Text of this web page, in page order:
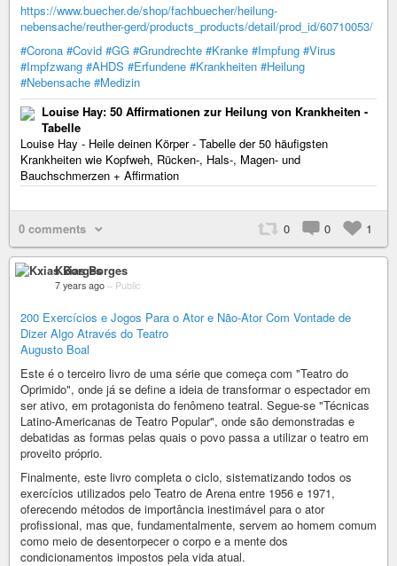
https://www.buecher.de/shop/fachbuecher/heilung-
nebensache/reuther-gerd/products_products/detail/prod_id/60710053/
#Corona #Covid #GG #Grundrechte #Kranke #Impfung #Virus
#Impfzwang #AHDS #Erfundene #Krankheiten #Heilung
#Nebensache #Medizin
Louise Hay: 50 Affirmationen zur Heilung von Krankheiten -
Tabelle
Louise Hay - Heile deinen Körper - Tabelle der 50 häufigsten
Krankheiten wie Kopfweh, Rücken-, Hals-, Magen- und
Bauchschmerzen + Affirmation
0 comments 0 0 1
Kxias Borges
7 years ago – Public
200 Exercícios e Jogos Para o Ator e Não-Ator Com Vontade de
Dizer Algo Através do Teatro
Augusto Boal
Este é o terceiro livro de uma série que começa com "Teatro do
Oprimido", onde já se define a ideia de transformar o espectador em
ser ativo, em protagonista do fenômeno teatral. Segue-se "Técnicas
Latino-Americanas de Teatro Popular", onde são demonstradas e
debatidas as formas pelas quais o povo passa a utilizar o teatro em
proveito próprio.
Finalmente, este livro completa o ciclo, sistematizando todos os
exercícios utilizados pelo Teatro de Arena entre 1956 e 1971,
oferecendo métodos de importância inestimável para o ator
profissional, mas que, fundamentalmente, servem ao homem comum
como meio de desentorpecer o corpo e a mente dos
condicionamentos impostos pela vida atual.